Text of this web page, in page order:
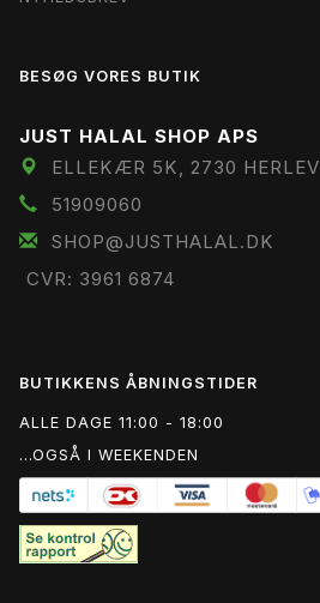
BESØG VORES BUTIK
JUST HALAL SHOP APS
ELLEKÆR 5K, 2730 HERLEV
51909060
SHOP@JUSTHALAL.DK
CVR: 3961 6874
BUTIKKENS ÅBNINGSTIDER
ALLE DAGE 11:00 - 18:00
...OGSÅ I WEEKENDEN